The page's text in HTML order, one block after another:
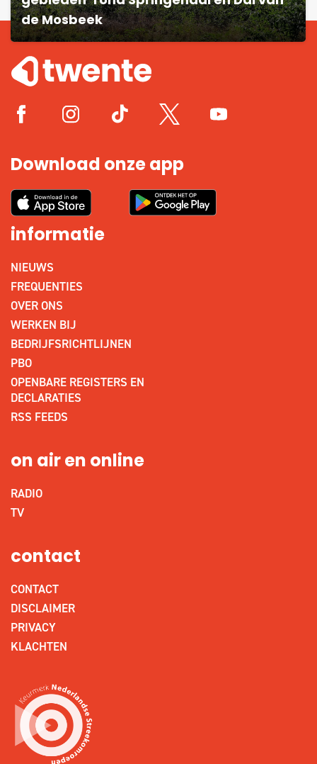
de Mosbeek
Download onze app
informatie
NIEUWS
FREQUENTIES
OVER ONS
WERKEN BIJ
BEDRIJFSRICHTLIJNEN
PBO
OPENBARE REGISTERS EN
DECLARATIES
RSS FEEDS
on air en online
RADIO
TV
contact
CONTACT
DISCLAIMER
PRIVACY
KLACHTEN